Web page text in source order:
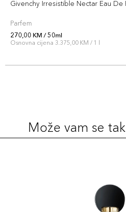
Givenchy Irresistible Nectar Eau De
Parfem
270,00 KM / 50ml
Osnovna cijena 3.375,00 KM / 1 l
Može vam se